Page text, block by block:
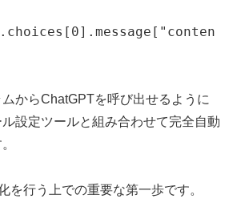
からChatGPTを呼び出せるように
設定ツールと組み合わせて完全自動
を行う上での重要な第一歩です。